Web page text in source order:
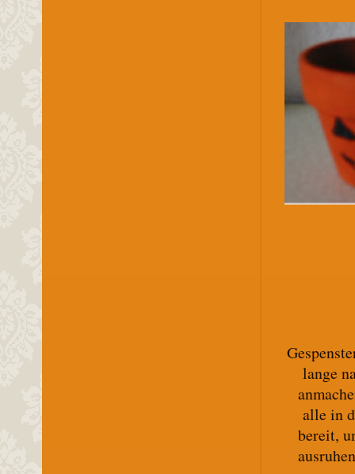
lange
alle in
bereit,